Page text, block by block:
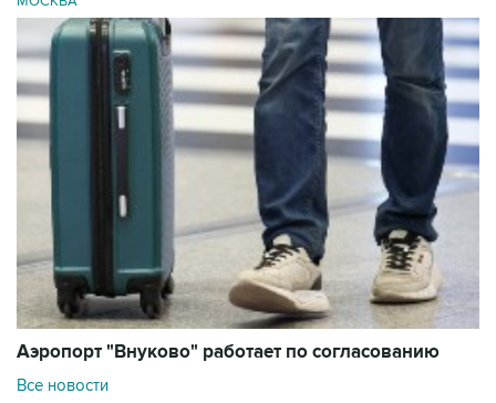
Аэропорт "Внуково" работает по согласованию
Все новости